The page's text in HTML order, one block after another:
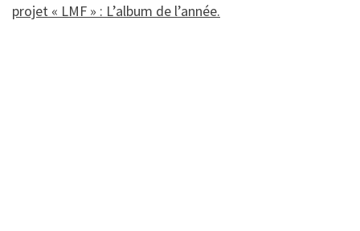
projet « LMF » : L’album de l’année.